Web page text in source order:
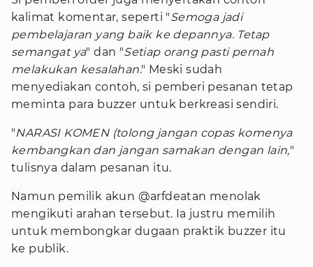
kalimat komentar, seperti "Semoga jadi
pembelajaran yang baik ke depannya. Tetap
semangat ya" dan "Setiap orang pasti pernah
melakukan kesalahan." Meski sudah
menyediakan contoh, si pemberi pesanan tetap
meminta para buzzer untuk berkreasi sendiri.
"NARASI KOMEN (tolong jangan copas komenya
kembangkan dan jangan samakan dengan lain,"
tulisnya dalam pesanan itu.
Namun pemilik akun @arfdeatan menolak
mengikuti arahan tersebut. Ia justru memilih
untuk membongkar dugaan praktik buzzer itu
ke publik.